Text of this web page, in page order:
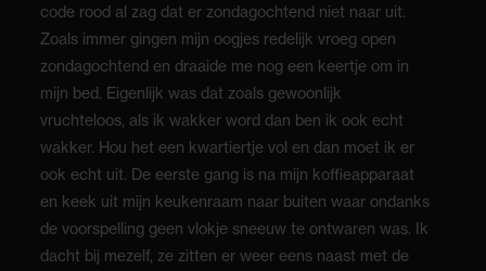
code rood al zag dat er zondagochtend niet naar uit.
Zoals immer gingen mijn oogjes redelijk vroeg open
zondagochtend en draaide me nog een keertje om in
mijn bed. Eigenlijk was dat zoals gewoonlijk
vruchteloos, als ik wakker word dan ben ik ook echt
wakker. Hou het een kwartiertje vol en dan moet ik er
ook echt uit. De eerste gang is na mijn koffieapparaat
en keek uit mijn keukenraam naar buiten waar ondanks
de voorspelling geen vlokje sneeuw te ontwaren was. Ik
dacht bij mezelf, ze zitten er weer eens naast met de